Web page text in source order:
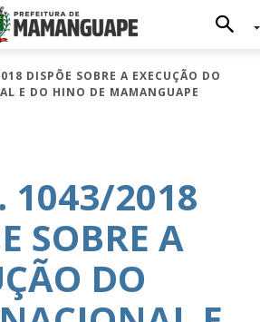
DISPÕE SOBRE A EXECUÇÃO DO
E DO HINO DE MAMANGUAPE
1043/2018
SOBRE A
DO